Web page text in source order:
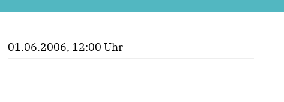
01.06.2006, 12:00 Uhr